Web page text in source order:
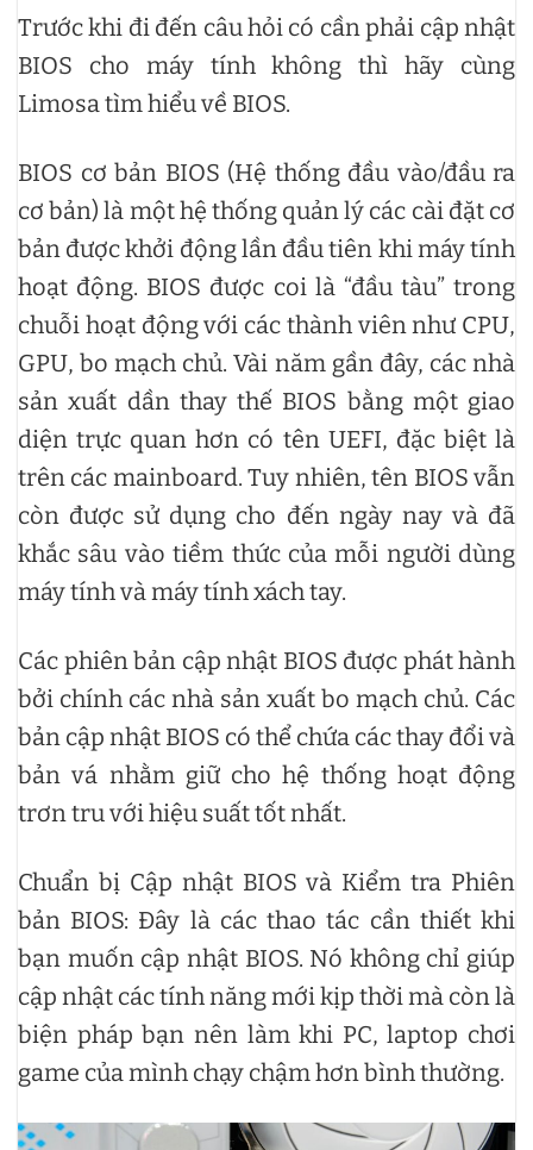
Trước khi đi đến câu hỏi có cần phải cập nhật
BIOS cho máy tính không thì hãy cùng
Limosa tìm hiểu về BIOS.
BIOS cơ bản BIOS (Hệ thống đầu vào/đầu ra
cơ bản) là một hệ thống quản lý các cài đặt cơ
bản được khởi động lần đầu tiên khi máy tính
hoạt động. BIOS được coi là “đầu tàu” trong
chuỗi hoạt động với các thành viên như CPU,
GPU, bo mạch chủ. Vài năm gần đây, các nhà
sản xuất dần thay thế BIOS bằng một giao
diện trực quan hơn có tên UEFI, đặc biệt là
trên các mainboard. Tuy nhiên, tên BIOS vẫn
còn được sử dụng cho đến ngày nay và đã
khắc sâu vào tiềm thức của mỗi người dùng
máy tính và máy tính xách tay.
Các phiên bản cập nhật BIOS được phát hành
bởi chính các nhà sản xuất bo mạch chủ. Các
bản cập nhật BIOS có thể chứa các thay đổi và
bản vá nhằm giữ cho hệ thống hoạt động
trơn tru với hiệu suất tốt nhất.
Chuẩn bị Cập nhật BIOS và Kiểm tra Phiên
bản BIOS: Đây là các thao tác cần thiết khi
bạn muốn cập nhật BIOS. Nó không chỉ giúp
cập nhật các tính năng mới kịp thời mà còn là
biện pháp bạn nên làm khi PC, laptop chơi
game của mình chạy chậm hơn bình thường.